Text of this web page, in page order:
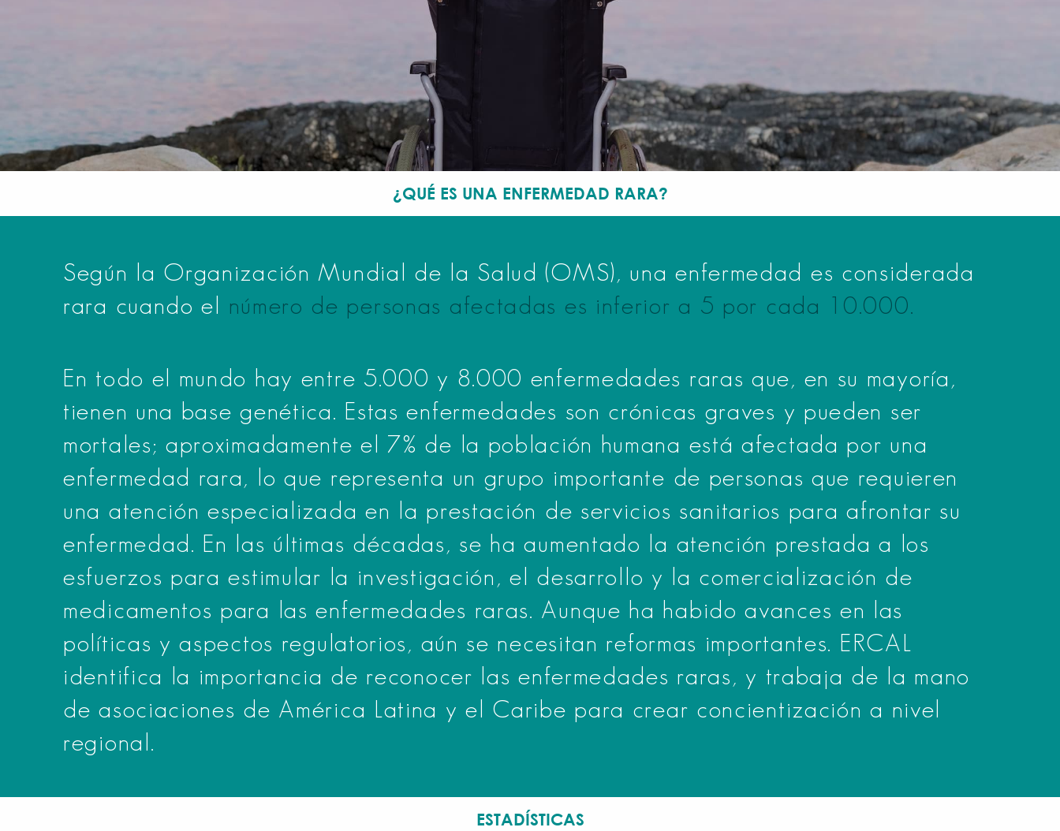
¿QUÉ ES UNA ENFERMEDAD RARA?
Según la Organización Mundial de la Salud (OMS), una enfermedad es considerada
rara cuando el número de personas afectadas es inferior a 5 por cada 10.000.
En todo el mundo hay entre 5.000 y 8.000 enfermedades raras que, en su mayoría,
tienen una base genética. Estas enfermedades son crónicas graves y pueden ser
mortales; aproximadamente el 7% de la población humana está afectada por una
enfermedad rara, lo que representa un grupo importante de personas que requieren
una atención especializada en la prestación de servicios sanitarios para afrontar su
enfermedad. En las últimas décadas, se ha aumentado la atención prestada a los
esfuerzos para estimular la investigación, el desarrollo y la comercialización de
medicamentos para las enfermedades raras. Aunque ha habido avances en las
políticas y aspectos regulatorios, aún se necesitan reformas importantes. ERCAL
identifica la importancia de reconocer las enfermedades raras, y trabaja de la mano
de asociaciones de América Latina y el Caribe para crear concientización a nivel
regional.
ESTADÍSTICAS